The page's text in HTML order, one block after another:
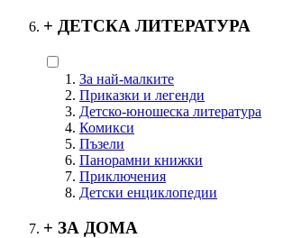
+ ДЕТСКА ЛИТЕРАТУРА
За най-малките
Приказки и легенди
Детско-юношеска литература
Комикси
Пъзели
Панорамни книжки
Приключения
Детски енциклопедии
+ ЗА ДОМА